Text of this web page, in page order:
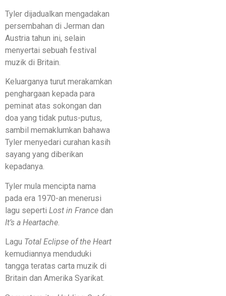
Tyler dijadualkan mengadakan
persembahan di Jerman dan
Austria tahun ini, selain
menyertai sebuah festival
muzik di Britain.
Keluarganya turut merakamkan
penghargaan kepada para
peminat atas sokongan dan
doa yang tidak putus-putus,
sambil memaklumkan bahawa
Tyler menyedari curahan kasih
sayang yang diberikan
kepadanya.
Tyler mula mencipta nama
pada era 1970-an menerusi
lagu seperti Lost in France dan
It’s a Heartache
Lagu Total Eclipse of the Heart
kemudiannya menduduki
tangga teratas carta muzik di
Britain dan Amerika Syarikat.